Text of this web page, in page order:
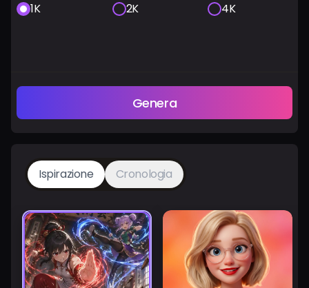
1K
2K 4K
Genera
Ispirazione Cronologia